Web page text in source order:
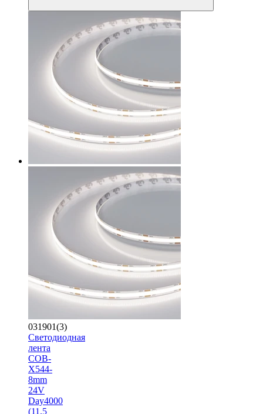
031901(3)
Светодиодная
лента
COB-
X544-
8mm
24V
Day4000
(11.5